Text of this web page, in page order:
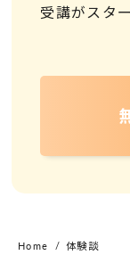
受講がスタ
Home 体験談